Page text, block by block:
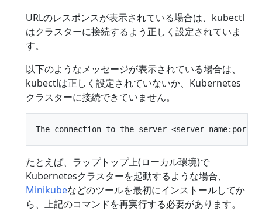
URLのレスポンスが表示されている場合は、kubectl
はクラスターに接続するよう正しく設定されていま
す。
以下のようなメッセージが表示されている場合は、
kubectlは正しく設定されていないか、Kubernetes
クラスターに接続できていません。
たとえば、ラップトップ上(ローカル環境)で
Kubernetesクラスターを起動するような場合、
Minikubeなどのツールを最初にインストールしてか
ら、上記のコマンドを再実行する必要があります。